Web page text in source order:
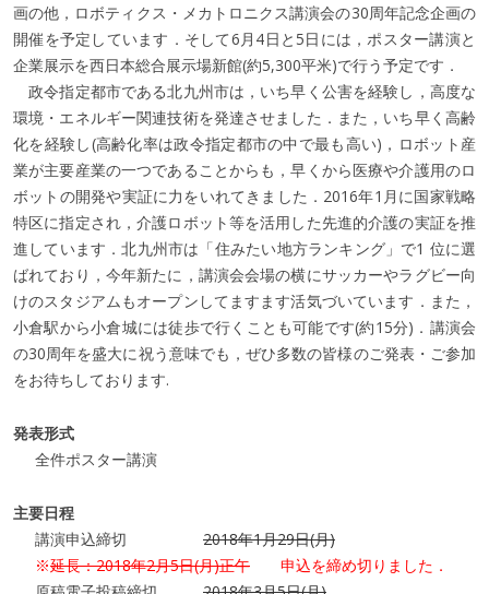
画の他，ロボティクス・メカトロニクス講演会の30周年記念企画の
開催を予定しています．そして6月4日と5日には，ポスター講演と
企業展示を西日本総合展示場新館(約5,300平米)で行う予定です．
政令指定都市である北九州市は，いち早く公害を経験し，高度な
環境・エネルギー関連技術を発達させました．また，いち早く高齢
化を経験し(高齢化率は政令指定都市の中で最も高い)，ロボット産
業が主要産業の一つであることからも，早くから医療や介護用のロ
ボットの開発や実証に力をいれてきました．2016年1月に国家戦略
特区に指定され，介護ロボット等を活用した先進的介護の実証を推
進しています．北九州市は「住みたい地方ランキング」で1 位に選
ばれており，今年新たに，講演会会場の横にサッカーやラグビー向
けのスタジアムもオープンしてますます活気づいています．また，
小倉駅から小倉城には徒歩で行くことも可能です(約15分)．講演会
の30周年を盛大に祝う意味でも，ぜひ多数の皆様のご発表・ご参加
をお待ちしております.
発表形式
全件ポスター講演
主要日程
講演申込締切 2018年1月29日(月)
※延長：2018年2月5日(月)正午 申込を締め切りました．